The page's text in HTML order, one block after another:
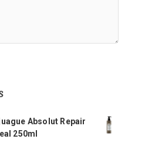
Absolut Repair
250ml